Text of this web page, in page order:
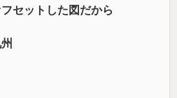
セットした図だから